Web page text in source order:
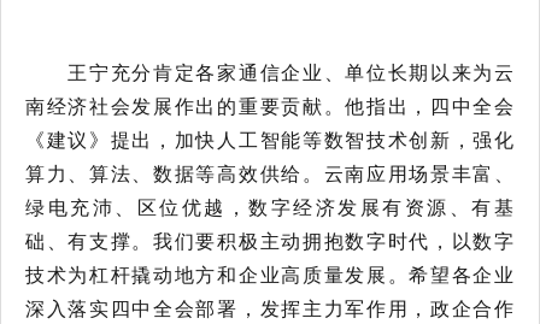
王宁充分肯定各家通信企业、单位长期以来为云
南经济社会发展作出的重要贡献。他指出，四中全会
《建议》提出，加快人工智能等数智技术创新，强化
算力、算法、数据等高效供给。云南应用场景丰富、
绿电充沛、区位优越，数字经济发展有资源、有基
础、有支撑。我们要积极主动拥抱数字时代，以数字
技术为杠杆撬动地方和企业高质量发展。希望各企业
深入落实四中全会部署，发挥主力军作用，政企合作